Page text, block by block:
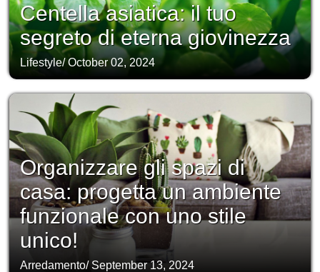
Centella asiatica: il tuo
segreto di eterna giovinezza
Lifestyle/October 02, 2024
Organizzare gli spazi di
casa: progetta un ambiente
funzionale con uno stile
unico!
Arredamento/ September 13, 2024